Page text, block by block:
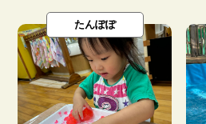
園日記一覧たんぽぽ